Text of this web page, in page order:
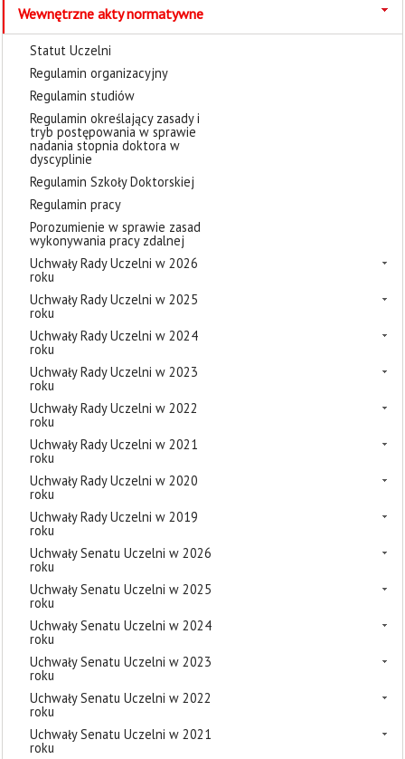
Wewnętrzne akty normatywne
Statut Uczelni
Regulamin organizacyjny
Regulamin studiów
Regulamin określający zasady i
tryb postępowania w sprawie
nadania stopnia doktora w
dyscyplinie
Regulamin Szkoły Doktorskiej
Regulamin pracy
Porozumienie w sprawie zasad
wykonywania pracy zdalnej
Uchwały Rady Uczelni w 2026
roku
Uchwały Rady Uczelni w 2025
roku
Uchwały Rady Uczelni w 2024
roku
Uchwały Rady Uczelni w 2023
roku
Uchwały Rady Uczelni w 2022
roku
Uchwały Rady Uczelni w 2021
roku
Uchwały Rady Uczelni w 2020
roku
Uchwały Rady Uczelni w 2019
roku
Uchwały Senatu Uczelni w 2026
roku
Uchwały Senatu Uczelni w 2025
roku
Uchwały Senatu Uczelni w 2024
roku
Uchwały Senatu Uczelni w 2023
roku
Uchwały Senatu Uczelni w 2022
roku
Uchwały Senatu Uczelni w 2021
roku